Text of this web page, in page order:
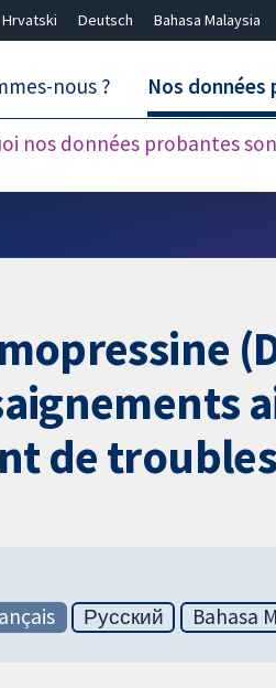
Hrvatski Deutsch Bahasa Malaysia
nous ? Nos données
nos données probantes
de
Русский Bahasa